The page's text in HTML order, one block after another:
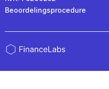
Beoordelingsprocedure